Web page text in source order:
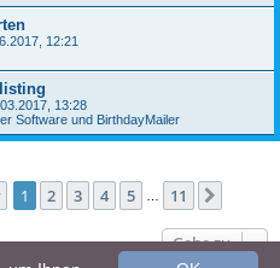
12:21
13:28
Software und BirthdayMailer
Seite 1von 11
1 2 3 4 5 11
Gehe zu